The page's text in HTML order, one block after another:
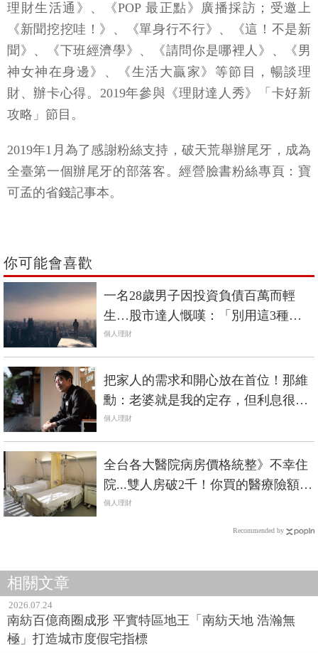
理財生活通》、《POP 最正點》廣播採訪；受邀上
《新聞挖挖哇！》、《單身行不行》、《這！不是新
聞》、《下班經濟學》、《請問你是哪裡人》、《男
神女神在身邊》、《生活大贏家》等節目，暢談理
財、辦卡心得。2019年參與《理財達人秀》「卡好新
攻略」節目。
2019年1月為了感謝粉絲支持，破天荒舉辦尾牙，成為
全臺第一個辦尾牙的部落客。經營臉書粉絲專頁：寶
可孟的省錢記事本。
你可能會喜歡
一名28歲男子因投資負債百萬而輕
生…股市達人慨嘆：「別用這3種方
式做股票！」
個人理財
把家人的需求和開心放在首位！那維
勳：老婆就是我的定存，但利息很浮
動
個人理財
全台各大醫院病房價格統整》不幸住
院...雙人房破2千！你買的醫療險額度
夠賠嗎？
個人理財
Recommended by
相關文章
2026.07.24
南紡百億商圈成形 平實特區地王「南紡天地 浩瀚無
極」打造城市度假宅指標